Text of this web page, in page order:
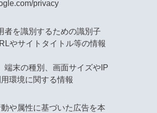
privacy
者を識別するための識別子
やサイトタイトル等の情報
端末の種別、画面サイズやIP
環境に関する情報
や属性に基づいた広告を本